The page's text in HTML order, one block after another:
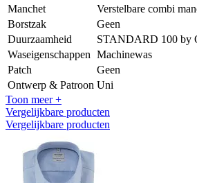
Manchet
Verstelbare combi
Borstzak
Geen
Duurzaamheid
STANDARD 100
Waseigenschappen Machinewas
Patch
Geen
Ontwerp & Patroon Uni
Toon meer +
Vergelijkbare producten
Vergelijkbare producten